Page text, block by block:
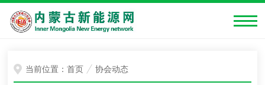
当前位置：首页 协会动态